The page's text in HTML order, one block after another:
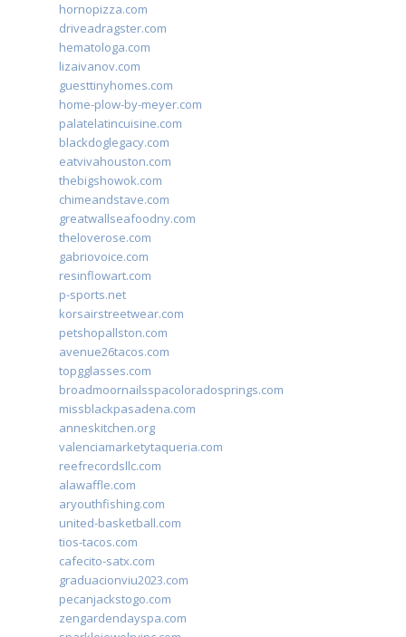
hornopizza.com
driveadragster.com
hematologa.com
lizaivanov.com
guesttinyhomes.com
home-plow-by-meyer.com
palatelatincuisine.com
blackdoglegacy.com
eatvivahouston.com
thebigshowok.com
chimeandstave.com
greatwallseafoodny.com
theloverose.com
gabriovoice.com
resinflowart.com
p-sports.net
korsairstreetwear.com
petshopallston.com
avenue26tacos.com
topgglasses.com
broadmoornailsspacoloradosprings.com
missblackpasadena.com
anneskitchen.org
valenciamarketytaqueria.com
reefrecordsllc.com
alawaffle.com
aryouthfishing.com
united-basketball.com
tios-tacos.com
cafecito-satx.com
graduacionviu2023.com
pecanjackstogo.com
zengardendayspa.com